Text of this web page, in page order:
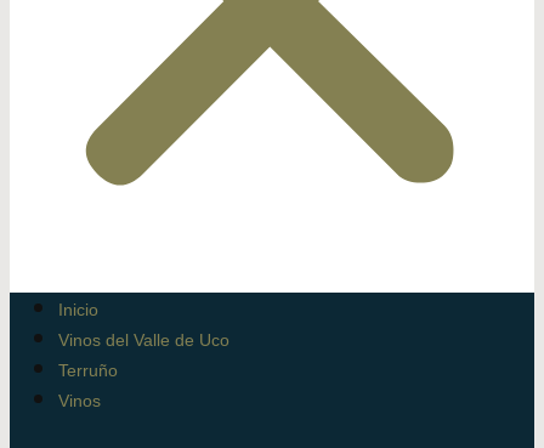
Inicio
Vinos del Valle de Uco
Terruño
Vinos